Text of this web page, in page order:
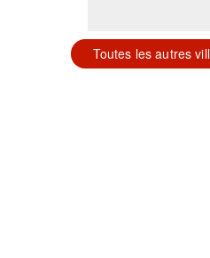
Toutes les autres